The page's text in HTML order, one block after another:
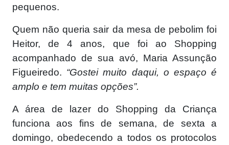
pequenos.
Quem não queria sair da mesa de pebolim foi
Heitor, de 4 anos, que foi ao Shopping
acompanhado de sua avó, Maria Assunção
Figueiredo. “Gostei muito daqui, o espaço é
amplo e tem muitas opções”.
A área de lazer do Shopping da Criança
funciona aos fins de semana, de sexta a
domingo, obedecendo a todos os protocolos